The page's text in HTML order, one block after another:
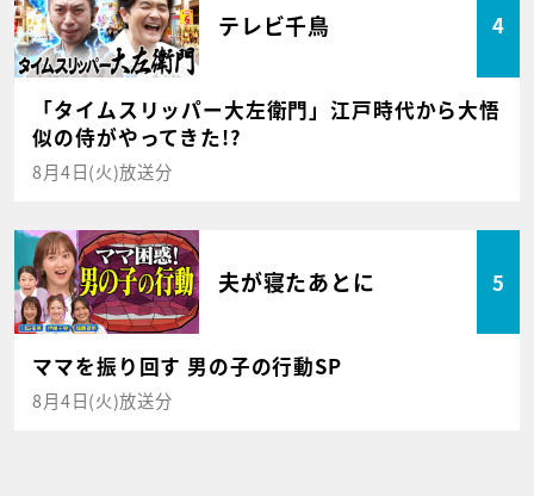
テレビ千鳥 4
「タイムスリッパー大左衛門」江戸時代から大悟
似の侍がやってきた!?
8月4日(火)放送分
夫が寝たあとに 5
ママを振り回す 男の子の行動SP
8月4日(火)放送分